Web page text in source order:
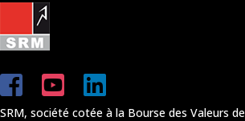
SRM, société cotée à la Bourse des Valeurs